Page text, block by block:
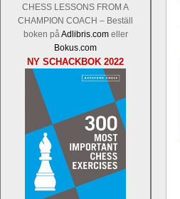
CHESS LESSONS FROM A
CHAMPION COACH – Beställ
boken på Adlibris.comeller
Bokus.com
NY SCHACKBOK 2022